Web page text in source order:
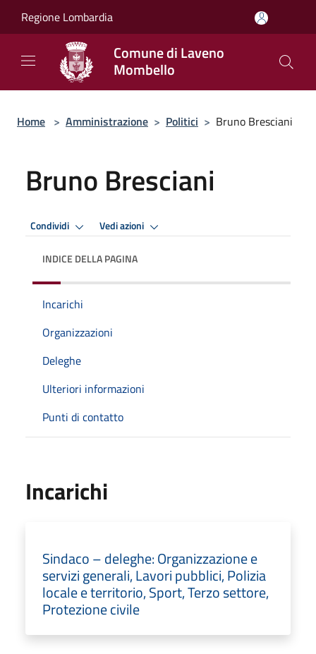
Regione Lombardia
Comune di Laveno
Mombello
Home > Amministrazione > Politici > Bruno Bresciani
Bruno Bresciani
Condividi Vedi azioni
INDICE DELLA PAGINA
Incarichi
Organizzazioni
Deleghe
Ulteriori informazioni
Punti di contatto
Incarichi
Sindaco – deleghe: Organizzazione e
servizi generali, Lavori pubblici, Polizia
locale e territorio, Sport, Terzo settore,
Protezione civile